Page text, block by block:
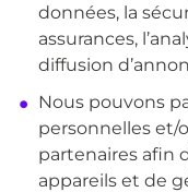
données, la
assurances,
diffusion
Nous pouvons
personnelles et/
partenaires afin
appareils et de